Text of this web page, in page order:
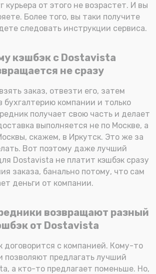
курьера от этого не возрастет. И вы
Более того, вы таки получите
следовать инструкции сервиса.
кэшбэк с Dostavista
не сразу
заказ, отвезти его, затем
бухгалтерию компании и только
получает свою часть и делает
выполняется не по Москве, а
скажем, в Иркутск. Это же за
Вот поэтому даже лучший
Dostavista не платит кэшбэк сразу
заказа, банально потому, что сам
деньги от компании.
возвращают разный
от Dostavista
договорится с компанией. Кому-то
позволяют предлагать лучший
а кто-то предлагает поменьше. Но,